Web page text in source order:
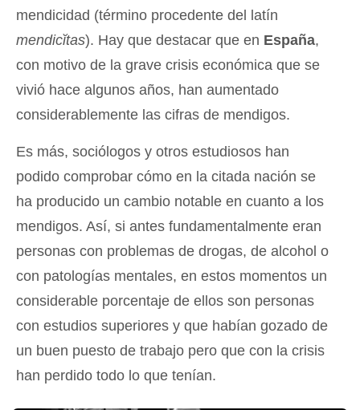
mendicidad (término procedente del latín
mendicĭtas). Hay que destacar que en España,
con motivo de la grave crisis económica que se
vivió hace algunos años, han aumentado
considerablemente las cifras de mendigos.
Es más, sociólogos y otros estudiosos han
podido comprobar cómo en la citada nación se
ha producido un cambio notable en cuanto a los
mendigos. Así, si antes fundamentalmente eran
personas con problemas de drogas, de alcohol o
con patologías mentales, en estos momentos un
considerable porcentaje de ellos son personas
con estudios superiores y que habían gozado de
un buen puesto de trabajo pero que con la crisis
han perdido todo lo que tenían.